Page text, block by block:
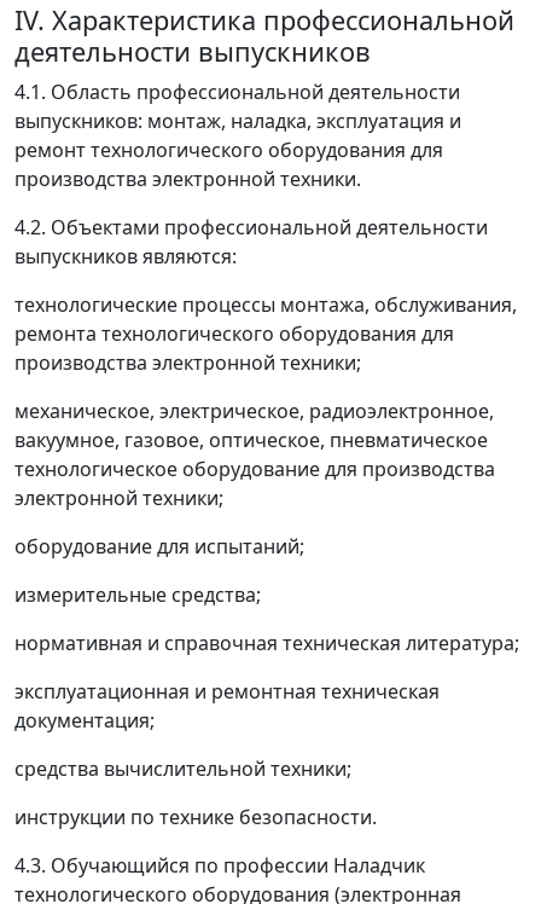
IV. Характеристика профессиональной
деятельности выпускников
4.1. Область профессиональной деятельности
выпускников: монтаж, наладка, эксплуатация и
ремонт технологического оборудования для
производства электронной техники.
4.2. Объектами профессиональной деятельности
выпускников являются:
технологические процессы монтажа, обслуживания,
ремонта технологического оборудования для
производства электронной техники;
механическое, электрическое, радиоэлектронное,
вакуумное, газовое, оптическое, пневматическое
технологическое оборудование для производства
электронной техники;
оборудование для испытаний;
измерительные средства;
нормативная и справочная техническая литература;
эксплуатационная и ремонтная техническая
документация;
средства вычислительной техники;
инструкции по технике безопасности.
4.3. Обучающийся по профессии Наладчик
технологического оборудования (электронная